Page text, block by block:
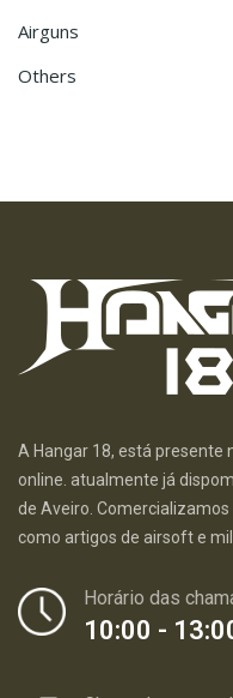
Airguns
Others
A Hangar 18, está presente
online. atualmente já
de Aveiro.
como artigos de airsoft e
Horário das
10:00 -